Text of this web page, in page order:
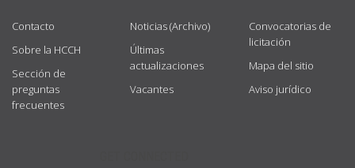
Contacto
Sobre la HCCH
Sección de
preguntas
frecuentes
Noticias (Archivo)
Últimas
actualizaciones
Vacantes
Convocatorias de
licitación
Mapa del sitio
Aviso jurídico